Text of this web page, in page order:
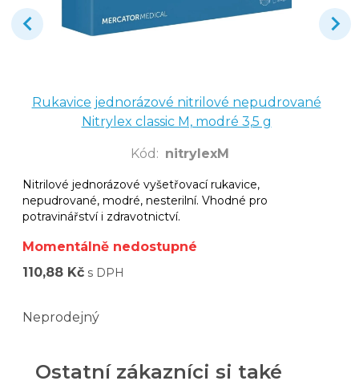
Rukavice jednorázové nitrilové nepudrované
Nitrylex classic M, modré 3,5 g
Kód : nitrylexM
Nitrilové jednorázové vyšetřovací rukavice,
nepudrované, modré, nesterilní. Vhodné pro
potravinářství i zdravotnictví.
Momentálně nedostupné
110,88 Kč s DPH
Neprodejný
Ostatní zákazníci si také